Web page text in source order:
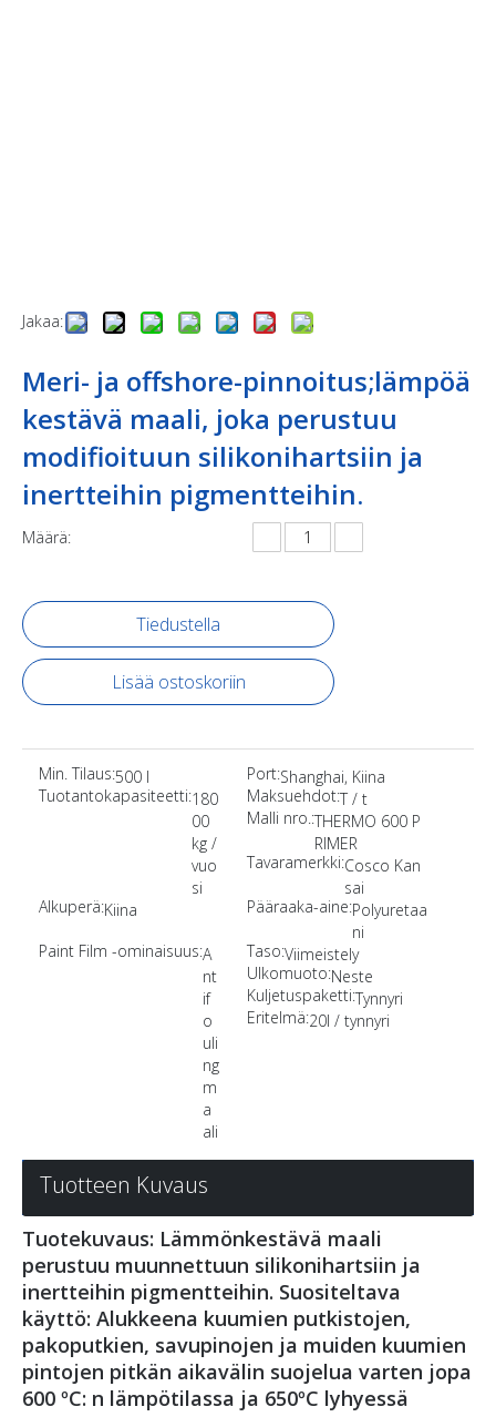
Jakaa:
Meri- ja offshore-pinnoitus;lämpöä
kestävä maali, joka perustuu
modifioituun silikonihartsiin ja
inertteihin pigmentteihin.
Määrä:
Tiedustella
Lisää ostoskoriin
Min. Tilaus:500 l Port:Shanghai, Kiina
Tuotantokapasiteetti:180
00
kg /
vuo
si
Maksuehdot:T / t
Malli nro.:THERMO 600 P
RIMER
Tavaramerkki:Cosco Kan
sai
Alkuperä:Kiina Pääraaka-aine:Polyuretaa
ni
Paint Film -ominaisuus:A
nt
if
o
uli
ng
m
a
ali
Taso:Viimeistely
Ulkomuoto:Neste
Kuljetuspaketti:Tynnyri
Eritelmä:20l / tynnyri
Tuotteen Kuvaus
Tuotekuvaus: Lämmönkestävä maali
perustuu muunnettuun silikonihartsiin ja
inertteihin pigmentteihin. Suositeltava
käyttö: Alukkeena kuumien putkistojen,
pakoputkien, savupinojen ja muiden kuumien
pintojen pitkän aikavälin suojelua varten jopa
600 ºC: n lämpötilassa ja 650ºC lyhyessä